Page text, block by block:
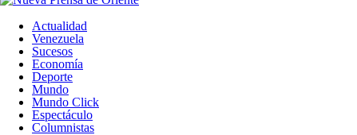
Actualidad
Venezuela
Sucesos
Economía
Deporte
Mundo
Mundo Click
Espectáculo
Columnistas